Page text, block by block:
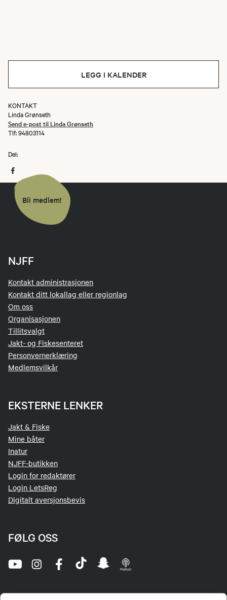
LEGG I KALENDER
KONTAKT
Linda Grønseth
Send e-post til Linda Grønseth
Tlf: 94803114
Del:
Bli medlem!
NJFF
Kontakt administrasjonen
Kontakt ditt lokallag eller regionlag
Om oss
Organisasjonen
Tillitsvalgt
Jakt- og Fiskesenteret
Personvernerklæring
Medlemsvilkår
EKSTERNE LENKER
Jakt & Fiske
Mine båter
Inatur
NJFF-butikken
Login for redaktører
Login LetsReg
Digitalt aversjonsbevis
FØLG OSS